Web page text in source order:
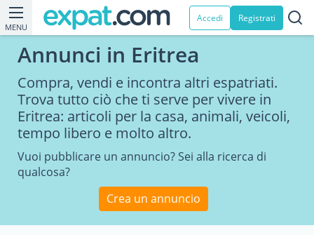
MENU
Accedi Registrati
Annunci in Eritrea
Compra, vendi e incontra altri espatriati.
Trova tutto ciò che ti serve per vivere in
Eritrea: articoli per la casa, animali, veicoli,
tempo libero e molto altro.
Vuoi pubblicare un annuncio? Sei alla ricerca di
qualcosa?
Crea un annuncio